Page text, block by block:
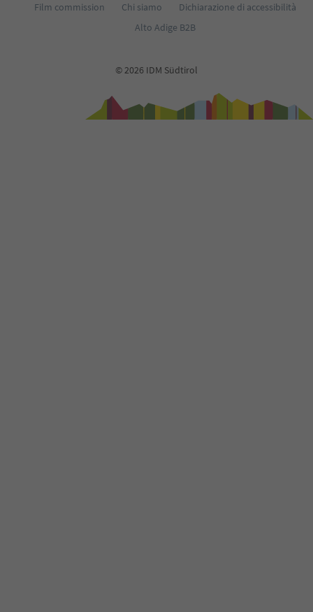
Film commission
Chi siamo
Dichiarazione di accessibilità
Alto Adige B2B
© 2026 IDM Südtirol